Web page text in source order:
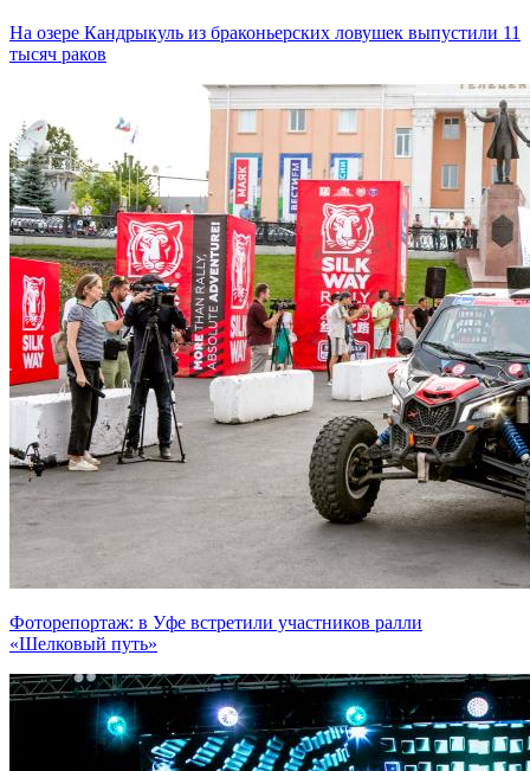
На озере Кандрыкуль из браконьерских ловушек выпустили 11
тысяч раков
Фоторепортаж: в Уфе встретили участников ралли
«Шелковый путь»